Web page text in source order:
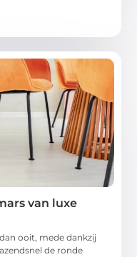
van luxe
ooit, mede dankzij
de ronde